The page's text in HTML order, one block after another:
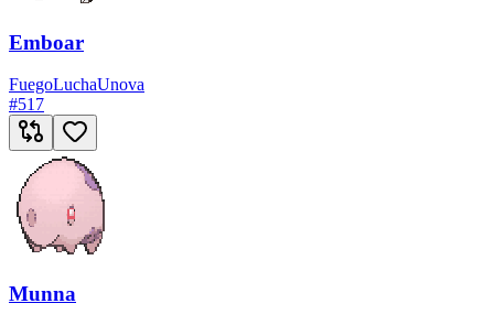
Emboar
FuegoLuchaUnova
#517
Munna